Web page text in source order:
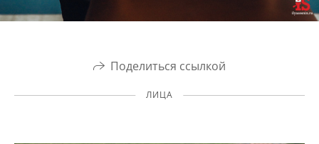
Поделиться ссылкой
ЛИЦА